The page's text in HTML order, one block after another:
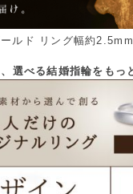
ルド リング幅約
選べる結婚指輪をもっ